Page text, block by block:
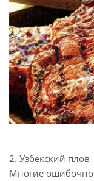
2. Узбекский плов
Многие ошибочно